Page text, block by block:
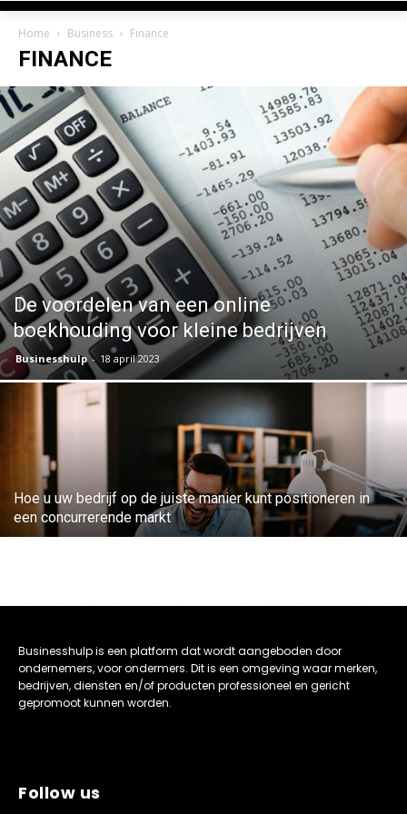
Home Business Finance
FINANCE
De voordelen van een online
boekhouding voor kleine bedrijven
Businesshulp - 18 april 2023
Hoe u uw bedrijf op de juiste manier kunt positioneren in
een concurrerende markt
Businesshulp is een platform dat wordt aangeboden door
ondernemers, voor ondermers. Dit is een omgeving waar merken,
bedrijven, diensten en/of producten professioneel en gericht
gepromoot kunnen worden.
Follow us